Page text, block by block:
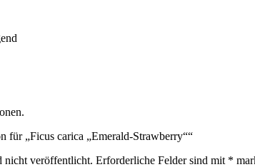
für „Ficus carica „Emerald-Strawberry““
nicht veröffentlicht. Erforderliche Felder sind mit *